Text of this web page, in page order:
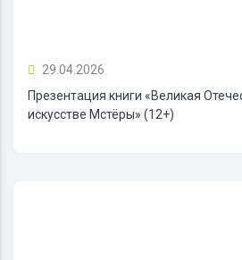
29.04.2026
Презентация книги «Великая
искусстве Мстёры» (12+)